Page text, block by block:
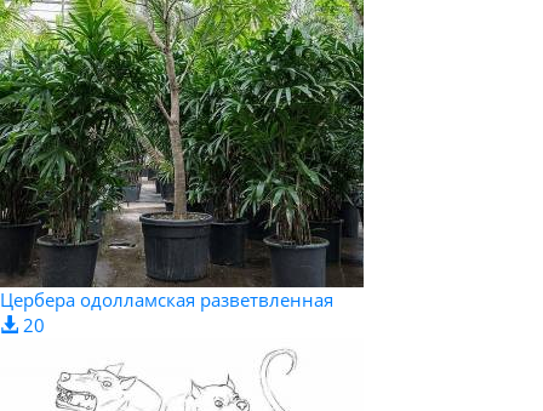
Цербера одолламская разветвленная
20